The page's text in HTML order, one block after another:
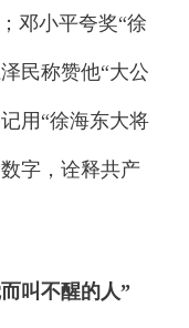
邓小平夸奖“徐
民称赞他“大公
用“徐海东大将
字，诠释共产
叫不醒的人”